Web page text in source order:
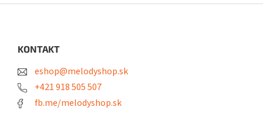
KONTAKT
eshop@melodyshop.sk
+421 918 505 507
fb.me/melodyshop.sk